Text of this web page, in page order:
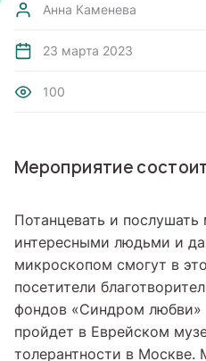
Анна Каменева
23 марта 2023
100
Мероприятие
Потанцевать и
интересными людьми и
микроскопом смогут в
посетители
фондов «Синдром любви»
пройдет в Еврейском
толерантности в Москве.